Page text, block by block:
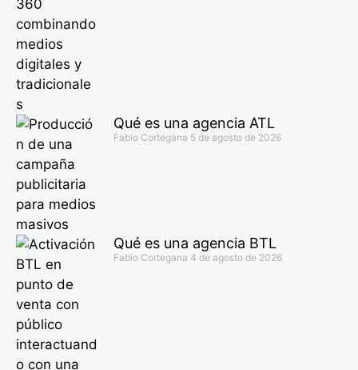
Qué es una agencia ATL
Fabio Cortegana 5 de agosto de 2026
Qué es una agencia BTL
Fabio Cortegana 4 de agosto de 2026